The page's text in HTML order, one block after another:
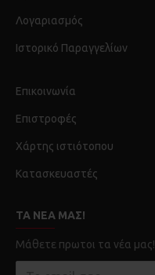
Λογαριασμός
Ιστορικό Παραγγελίων
Επικοινωνία
Επιστροφές
Χάρτης ιστιότοπου
Κατασκευαστές
ΤΑ ΝΈΑ ΜΑΣ!
Μάθετε πρωτοι τα νέα μας!